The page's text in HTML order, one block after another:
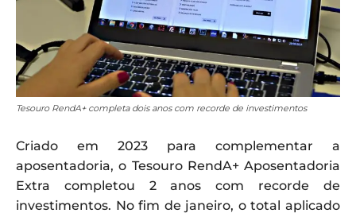
Tesouro RendA+ completa dois anos com recorde de investimentos
Criado em 2023 para complementar a
aposentadoria, o Tesouro RendA+ Aposentadoria
Extra completou 2 anos com recorde de
investimentos. No fim de janeiro, o total aplicado